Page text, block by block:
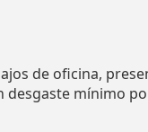
de oficina,
desgaste mínimo